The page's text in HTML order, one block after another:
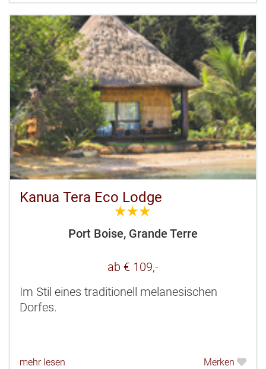
Kanua Tera Eco Lodge
3.0
Port Boise, Grande Terre
ab € 109,-
Im Stil eines traditionell melanesischen
Dorfes.
mehr lesen Merken